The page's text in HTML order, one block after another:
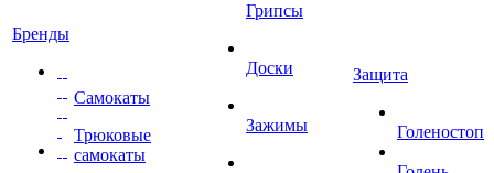
Бренды
Самокаты
Трюковые
самокаты
Грипсы
Доски
Зажимы
Защита
Голеностоп